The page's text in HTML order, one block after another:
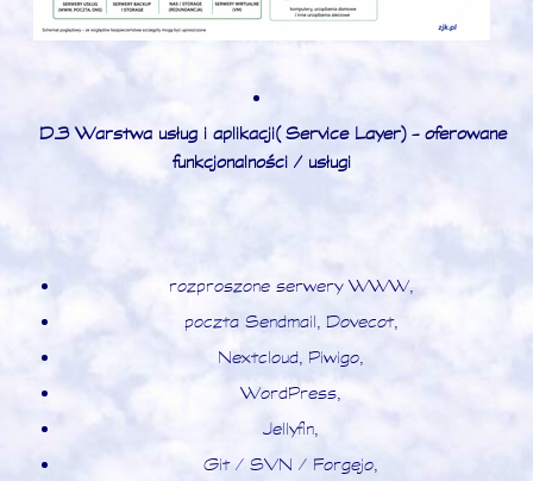
D.3 Warstwa usług i aplikacji (Service Layer) - oferowane
funkcjonalności / usługi
rozproszone serwery WWW,
poczta Sendmail, Dovecot,
Nextcloud, Piwigo,
WordPress,
Jellyfin,
Git / SVN / Forgejo,